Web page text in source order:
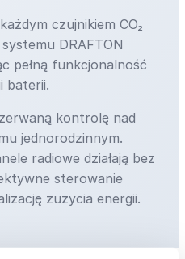
czujnikiem CO₂
DRAFTON
pełną funkcjonalność
baterii.
kontrolę nad
jednorodzinnym.
radiowe działają bez
sterowanie
zużycia energii.